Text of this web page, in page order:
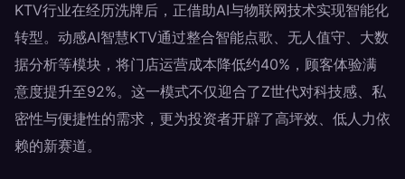
KTV行业在经历洗牌后，正借助AI与物联网技术实现智能化
转型。动感AI智慧KTV通过整合智能点歌、无人值守、大数
据分析等模块，将门店运营成本降低约40%，顾客体验满
意度提升至92%。这一模式不仅迎合了Z世代对科技感、私
密性与便捷性的需求，更为投资者开辟了高坪效、低人力依
赖的新赛道。